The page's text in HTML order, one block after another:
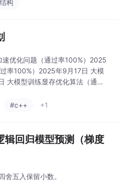
构
优化问题（通过率100%）2025
率100%）2025年9月17日 大模
大模型训练显存优化算法（通过
#c++ +1
辑回归模型预测（梯度
五入保留小数。